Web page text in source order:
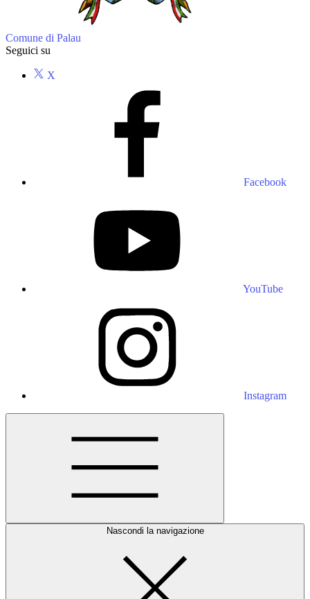
Comune di Palau
Seguici su
X
Facebook
YouTube
Instagram
Nascondi la navigazione